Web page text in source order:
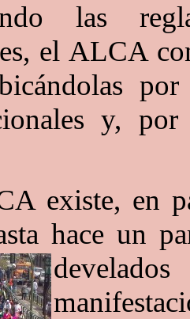
las
el ALCA
y,
en
hace un